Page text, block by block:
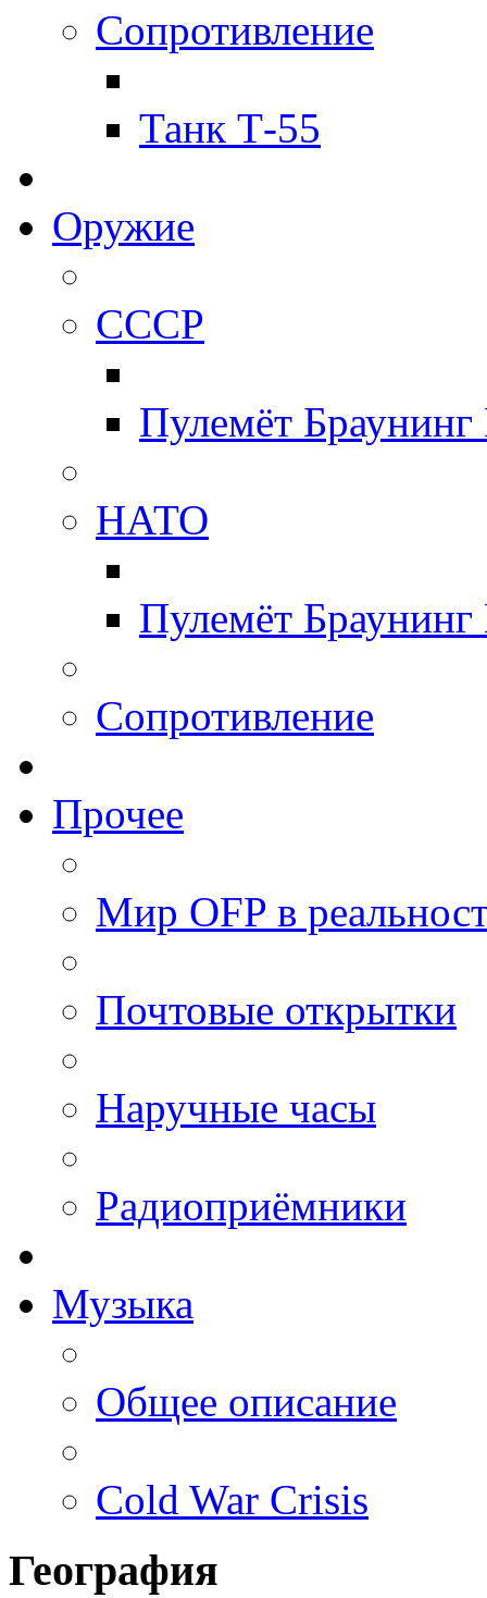
Сопротивление
Танк Т-55
Оружие
СССР
Пулемёт
НАТО
Пулемёт
Сопротивление
Прочее
Мир OFP в
Почтовые открытки
Наручные часы
Радиоприёмники
Музыка
Общее описание
Cold War Crisis
География